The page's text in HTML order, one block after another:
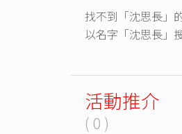
找不到「沈思長」
以名字「沈思長」
活動推介
( 0 )